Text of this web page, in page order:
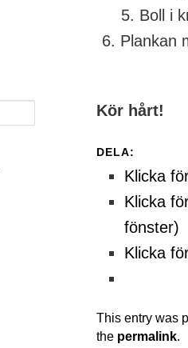
5. Boll i
6. Plankan
Kör hårt!
DELA:
Klicka
Klicka
fönster)
Klicka
This entry was
the permalink.